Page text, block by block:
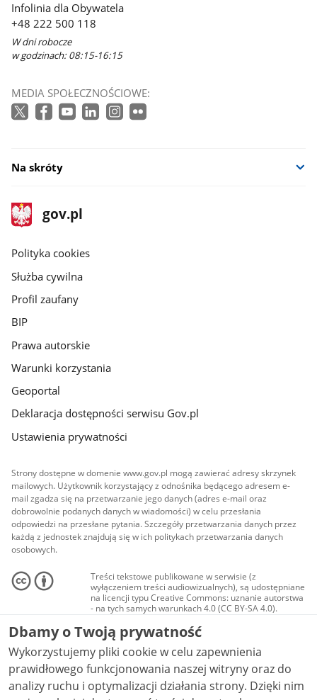
Infolinia dla Obywatela
+48 222 500 118
W dni robocze
w godzinach: 08:15-16:15
MEDIA SPOŁECZNOŚCIOWE:
Na skróty
stopka
gov.pl
Strona
gov.pl
gov.pl
Polityka cookies
Służba cywilna
Profil zaufany
BIP
Prawa autorskie
Warunki korzystania
Geoportal
Deklaracja dostępności serwisu Gov.pl
Ustawienia prywatności
Strony dostępne w domenie www.gov.pl mogą zawierać adresy skrzynek
mailowych. Użytkownik korzystający z odnośnika będącego adresem e-
mail zgadza się na przetwarzanie jego danych (adres e-mail oraz
dobrowolnie podanych danych w wiadomości) w celu przesłania
odpowiedzi na przesłane pytania. Szczegóły przetwarzania danych przez
każdą z jednostek znajdują się w ich politykach przetwarzania danych
osobowych.
Treści tekstowe publikowane w serwisie (z
wyłączeniem treści audiowizualnych), są udostępniane
na licencji typu Creative Commons: uznanie autorstwa
- na tych samych warunkach 4.0 (CC BY-SA 4.0).
Materiały audiowizualne, w tym zdjęcia, materiały
audio i wideo, są udostępniane na licencji typu
Creative Commons: uznanie autorstwa użycie
niekomercyjne - bez utworów zależnych 4.0 (CC BY-
NC-ND 4.0), o ile nie jest to stwierdzone inaczej.
Dbamy o Twoją prywatność
Wykorzystujemy pliki cookie w celu zapewnienia
prawidłowego funkcjonowania naszej witryny oraz do
analizy ruchu i optymalizacji działania strony. Dzięki nim